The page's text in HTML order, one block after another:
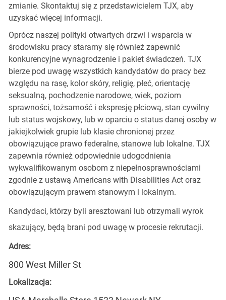
zmianie. Skontaktuj się z przedstawicielem TJX, aby
uzyskać więcej informacji.
Oprócz naszej polityki otwartych drzwi i wsparcia w
środowisku pracy staramy się również zapewnić
konkurencyjne wynagrodzenie i pakiet świadczeń. TJX
bierze pod uwagę wszystkich kandydatów do pracy bez
względu na rasę, kolor skóry, religię, płeć, orientację
seksualną, pochodzenie narodowe, wiek, poziom
sprawności, tożsamość i ekspresję płciową, stan cywilny
lub status wojskowy, lub w oparciu o status danej osoby w
jakiejkolwiek grupie lub klasie chronionej przez
obowiązujące prawo federalne, stanowe lub lokalne. TJX
zapewnia również odpowiednie udogodnienia
wykwalifikowanym osobom z niepełnosprawnościami
zgodnie z ustawą Americans with Disabilities Act oraz
obowiązującym prawem stanowym i lokalnym.
Kandydaci, którzy byli aresztowani lub otrzymali wyrok
skazujący, będą brani pod uwagę w procesie rekrutacji.
Adres:
800 West Miller St
Lokalizacja: